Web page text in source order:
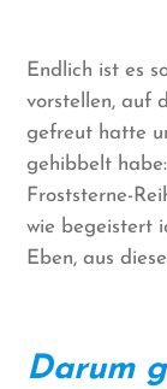
Endlich ist es
vorstellen, auf
gefreut hatte
gehibbelt
Froststerne-
wie begeistert
Eben, aus
Darum